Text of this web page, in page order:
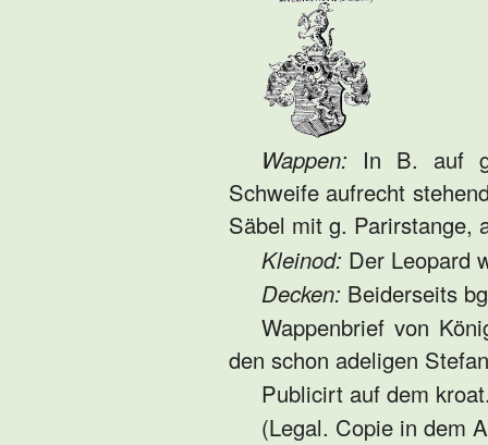
Wappen: In B. auf
Schweife aufrecht
Säbel mit g. Parirstange,
Kleinod: Der Leopard
Decken: Beiderseits
Wappenbrief von
den schon adeligen
Publicirt auf dem
(Legal. Copie in dem